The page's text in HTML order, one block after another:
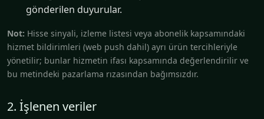
gönderilen duyurular.
Not: Hisse sinyali, izleme listesi veya abonelik kapsamındaki
hizmet bildirimleri (web push dahil) ayrı ürün tercihleriyle
yönetilir; bunlar hizmetin ifası kapsamında değerlendirilir ve
bu metindeki pazarlama rızasından bağımsızdır.
2. İşlenen veriler